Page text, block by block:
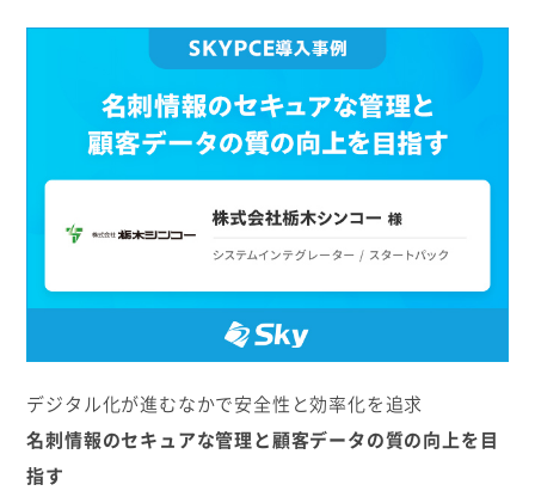
デジタル化が進むなかで安全性と効率化を追求
名刺情報のセキュアな管理と顧客データの質の向上を目
指す